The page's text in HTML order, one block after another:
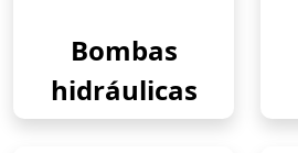
Bombas
hidráulicas